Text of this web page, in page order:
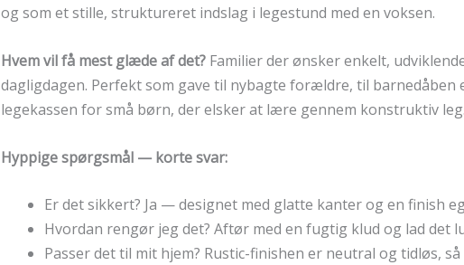
og som et stille, struktureret indslag i legestund med en voksen.
Hvem vil få mest glæde af det? Familier der ønsker enkelt,
dagligdagen. Perfekt som gave til nybagte forældre, til
legekassen for små børn, der elsker at lære gennem konstruktiv leg.
Hyppige spørgsmål — korte svar:
Er det sikkert? Ja — designet med glatte kanter og en finish
Hvordan rengør jeg det? Aftør med en fugtig klud og lad det
Passer det til mit hjem? Rustic-finishen er neutral og tidløs,